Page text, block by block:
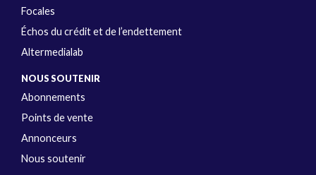
Focales
Échos du crédit et de l’endettement
Altermedialab
NOUS SOUTENIR
Abonnements
Points de vente
Annonceurs
Nous soutenir